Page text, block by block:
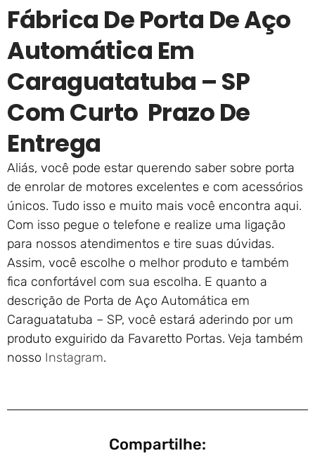
Fábrica De Porta De Aço
Automática Em
Caraguatatuba – SP
Com Curto Prazo De
Entrega
Aliás, você pode estar querendo saber sobre porta
de enrolar de motores excelentes e com acessórios
únicos. Tudo isso e muito mais você encontra aqui.
Com isso pegue o telefone e realize uma ligação
para nossos atendimentos e tire suas dúvidas.
Assim, você escolhe o melhor produto e também
fica confortável com sua escolha. E quanto a
descrição de Porta de Aço Automática em
Caraguatatuba – SP, você estará aderindo por um
produto exguirido da Favaretto Portas. Veja também
nosso Instagram.
Compartilhe: